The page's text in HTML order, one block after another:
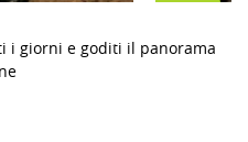
i giorni e goditi il ​​panorama